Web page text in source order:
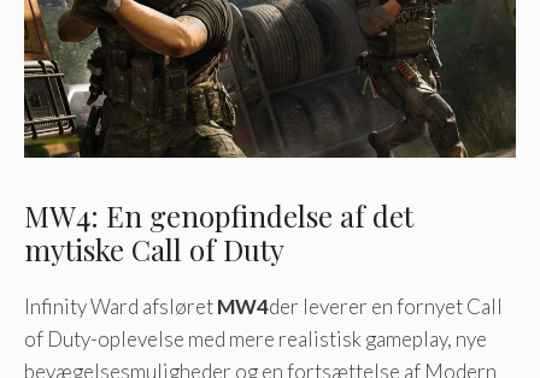
MW4: En genopfindelse af det
mytiske Call of Duty
Infinity Ward afsløretMW4der leverer en fornyet Call
of Duty-oplevelse med mere realistisk gameplay, nye
bevægelsesmuligheder og en fortsættelse af Modern